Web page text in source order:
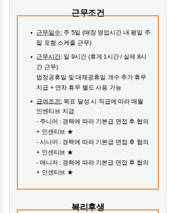
근무조건
근무일수: 주 5일 (매장 영업시간 내 평일 주
말 포함 스케줄 근무)
근무시간: 일 9시간 (휴게 1시간 / 실제 8시
간 근무)
법정공휴일 및 대체공휴일 개수 추가 휴무
지급 + 연차 휴무 별도 사용 가능
급여조건: 목표 달성 시 직급에 따라 매월
인센티브 지급
- 주니어 : 경력에 따라 기본급 면접 후 협의
+ 인센티브 ★
- 시니어 : 경력에 따라 기본급 면접 후 협의
+ 인센티브 ★
- 매니저 : 경력에 따라 기본급 면접 후 협의
+ 인센티브 ★
복리후생